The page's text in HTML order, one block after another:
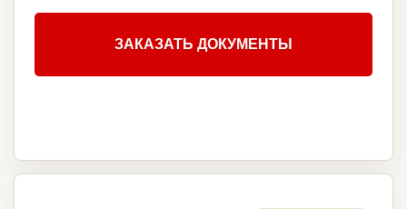
ЗАКАЗАТЬ ДОКУМЕНТЫ